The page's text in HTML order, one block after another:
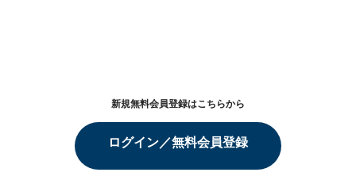
新規無料会員登録はこちらから
ログイン／無料会員登録